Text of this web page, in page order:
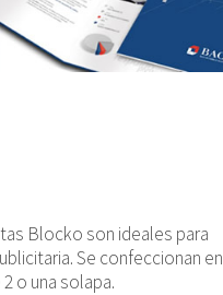
Blocko son ideales para
Se confeccionan en
o una solapa.